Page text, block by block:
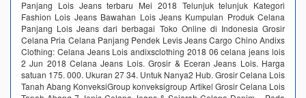
Panjang Lois Jeans terbaru Mei 2018 Telunjuk telunjuk Kategori
Fashion Lois Jeans Bawahan Lois Jeans Kumpulan Produk Celana
Panjang Lois Jeans dari berbagai Toko Online di Indonesia Grosir
Celana Pria Celana Panjang Pendek Levis Jeans Cargo Chino Andixs
Clothing: Celana Jeans Lois andixsclothing 2018 06 celana jeans lois
2 Jun 2018 Celana Jeans Lois. Grosir & Eceran Jeans Lois. Harga
satuan 175. 000. Ukuran 27 34. Untuk Nanya2 Hub. Grosir Celana Lois
Tanah Abang KonveksiGroup konveksigroup Artikel Grosir Celana Lois